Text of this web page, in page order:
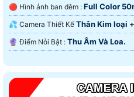
🔴 Hình ảnh ban đêm : Full Color
💦 Camera Thiết Kế Thân Kim loại
️🔮 Điểm Nỗi Bật : Thu Âm Và Loa.